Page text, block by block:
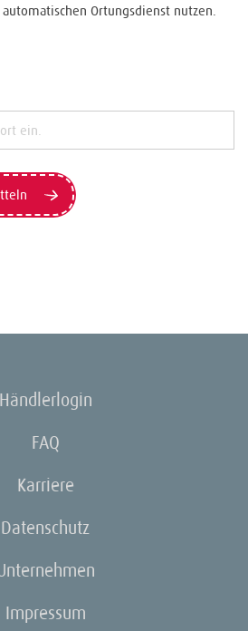
Ortungsdienst nutzen.
Händlerlogin
FAQ
Karriere
Datenschutz
Impressum